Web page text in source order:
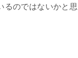
るのではないかと